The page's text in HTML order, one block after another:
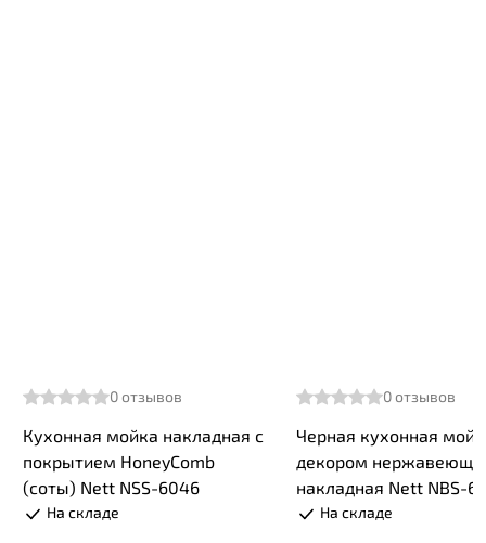
0отзывов
Кухонная мойка накладная с
покрытием HoneyComb
(соты) Nett NSS-6046
На складе
0отзывов
Черная кухонная
декором
накладная Nett NBS-
На складе